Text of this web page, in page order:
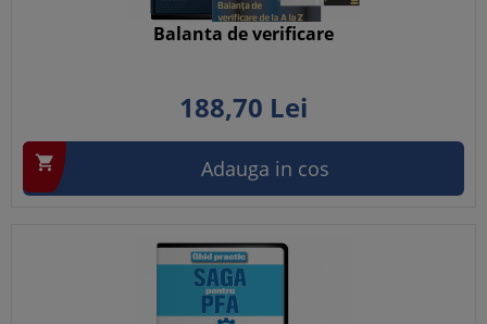
Balanta de verificare
188,70 Lei
 Adauga in cos